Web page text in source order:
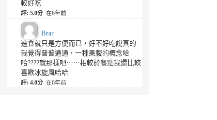
較好吃
評: 5.0分 在6年前
Bear
速食就只是方便而已，好不好吃說真的
我覺得普普通通，一種果腹的概念哈
哈????就那樣吧⋯⋯相較於餐點我還比較
喜歡冰旋風哈哈
評: 4.0分 在6年前